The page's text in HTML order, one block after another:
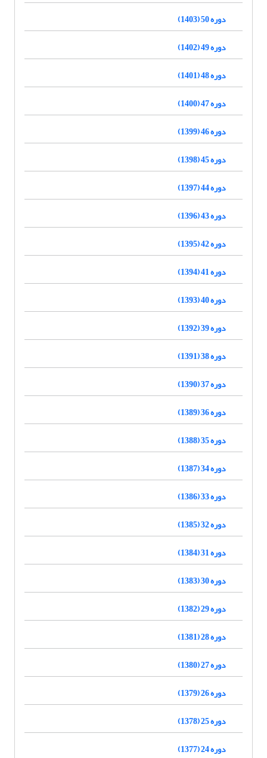
دوره 50 (1403)
دوره 49 (1402)
دوره 48 (1401)
دوره 47 (1400)
دوره 46 (1399)
دوره 45 (1398)
دوره 44 (1397)
دوره 43 (1396)
دوره 42 (1395)
دوره 41 (1394)
دوره 40 (1393)
دوره 39 (1392)
دوره 38 (1391)
دوره 37 (1390)
دوره 36 (1389)
دوره 35 (1388)
دوره 34 (1387)
دوره 33 (1386)
دوره 32 (1385)
دوره 31 (1384)
دوره 30 (1383)
دوره 29 (1382)
دوره 28 (1381)
دوره 27 (1380)
دوره 26 (1379)
دوره 25 (1378)
دوره 24 (1377)